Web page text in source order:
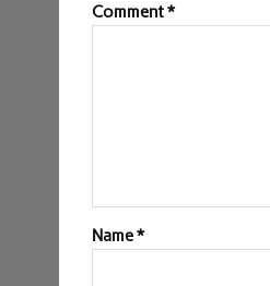
Comment*
Name*